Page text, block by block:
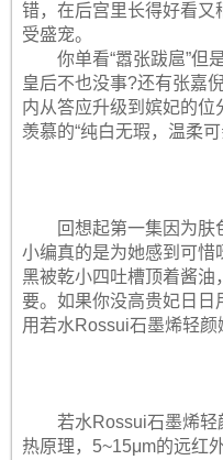
错，在后宫里长得好看又
受盛宠。
你单看“嚣张跋扈”但
皇后不也没事?还有张嘉
内从答应升级到嫔妃的
羡慕的“纯白无瑕，温柔可
回想起第一集因为肤
小编真的是为她感到可惜
黑被乾小四吐槽顶着酱油
要。如果你没高贵妃日
用若水Rossui石墨烯轻颜
若水Rossui石墨烯轻
热原理，5~15μm的远红